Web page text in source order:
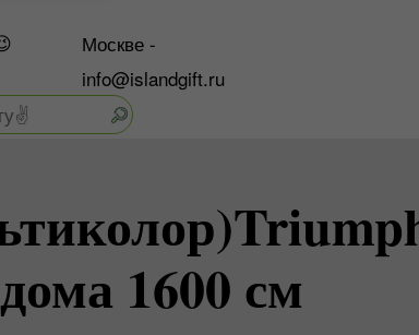
Москве -
info@islandgift.ru
1600 см